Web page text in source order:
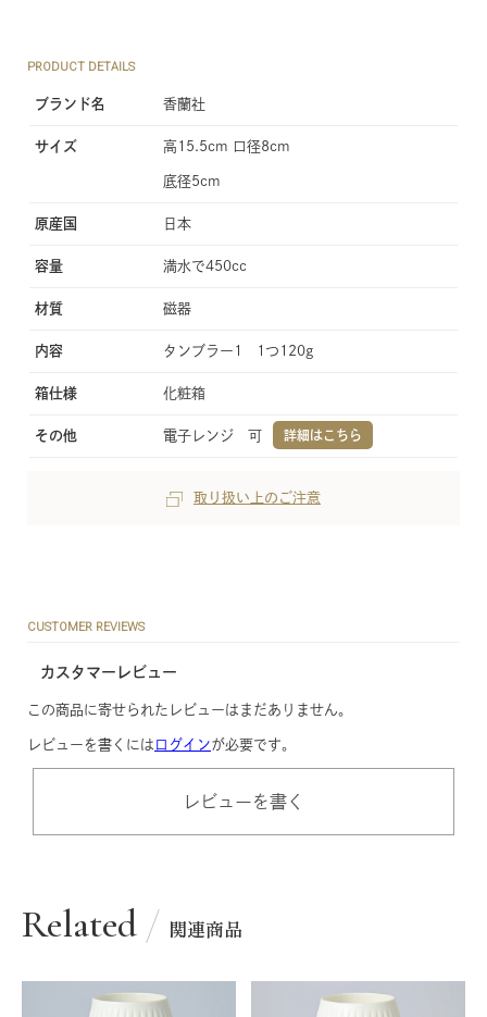
PRODUCT DETAILS
ブランド名 香蘭社
サイズ 高15.5cm 口径8cm
底径5cm
原産国 日本
容量 満水で450cc
材質 磁器
内容 タンブラー1 1つ120g
箱仕様 化粧箱
その他 電子レンジ 可 詳細はこちら
取り扱い上のご注意
CUSTOMER REVIEWS
カスタマーレビュー
この商品に寄せられたレビューはまだありません。
レビューを書くには ログインが必要です。
レビューを書く
Related 関連商品